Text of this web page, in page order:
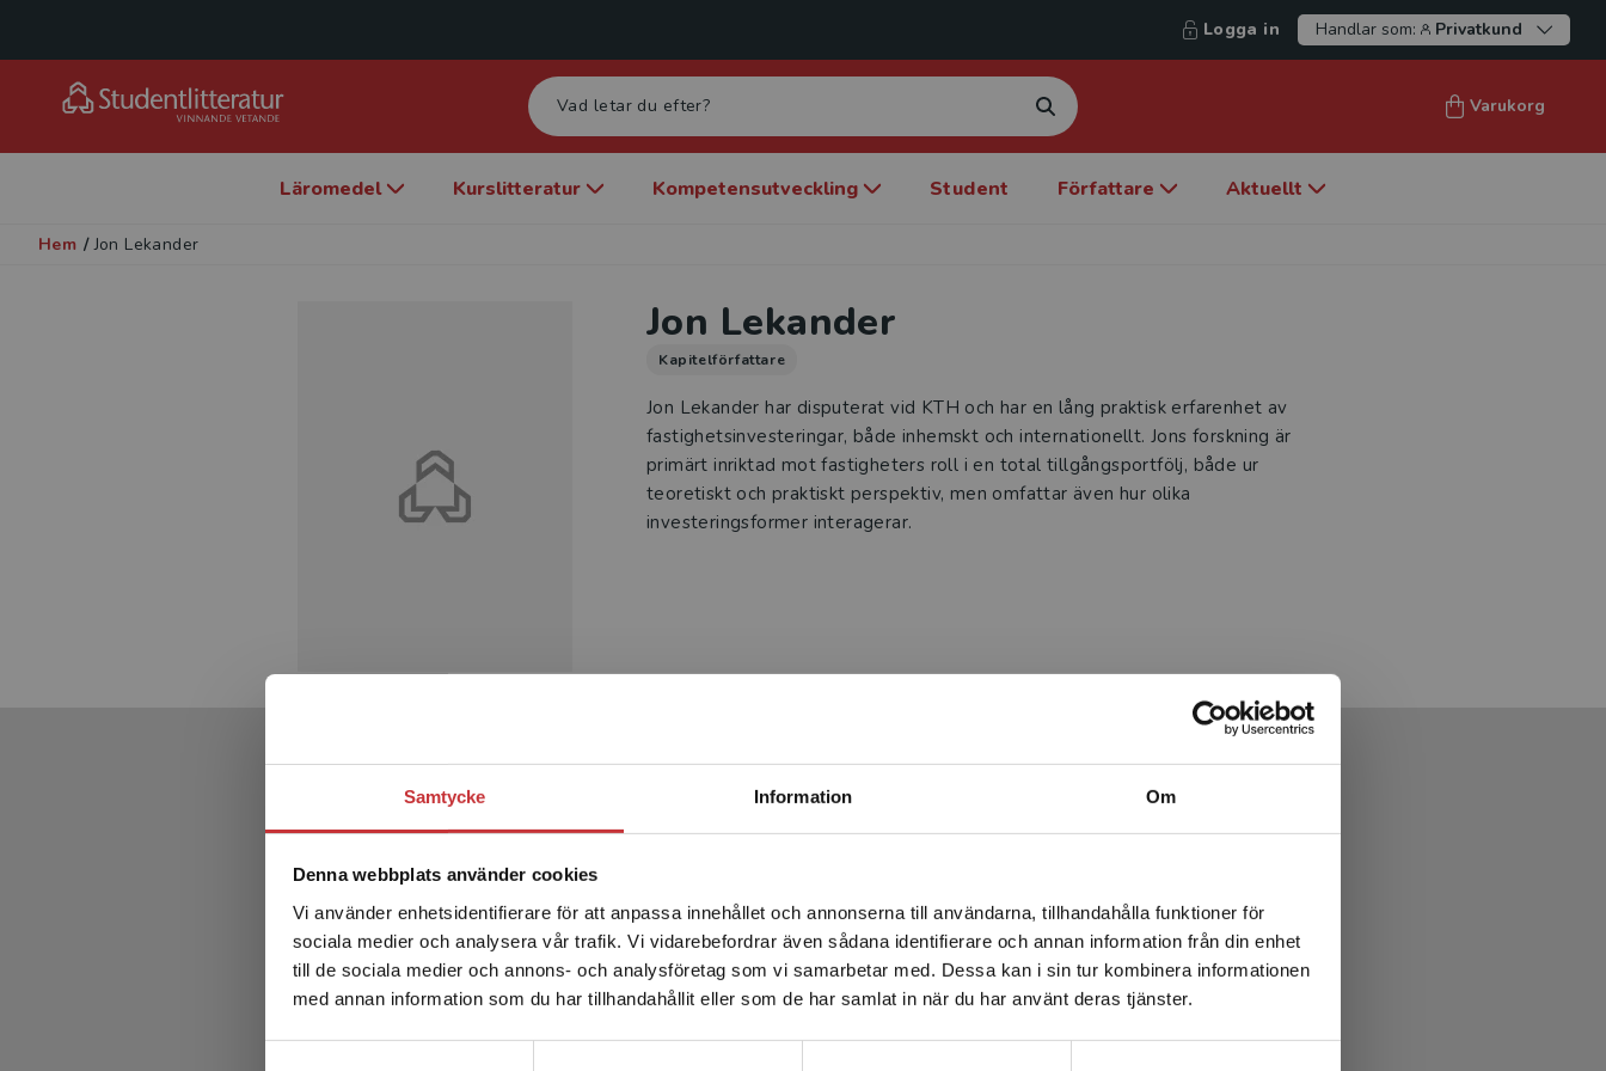
Samtycke Information Om
Denna webbplats använder cookies
Vi använder enhetsidentifierare för att anpassa innehållet och annonserna till användarna, tillhandahålla funktioner för
sociala medier och analysera vår trafik. Vi vidarebefordrar även sådana identifierare och annan information från din enhet
till de sociala medier och annons- och analysföretag som vi samarbetar med. Dessa kan i sin tur kombinera informationen
med annan information som du har tillhandahållit eller som de har samlat in när du har använt deras tjänster.
Begränsad fraktregion
Det verkar som att du besöker studentlitteratur.se via en
enhet utanför Sverige. Vi erbjuder inte leveranser utanför
Sverige. För att kunna slutföra ett köp måste
leveransadressen vara i Sverige.Läs mer
Logga in Handlar som: Privatkund
Varukorg
Läromedel Kurslitteratur Kompetensutveckling Student Författare Aktuellt
Hem / Jon Lekander
Jon Lekander
Kapitelförfattare
Jon Lekander har disputerat vid KTH och har en lång praktisk erfarenhet av
fastighetsinvesteringar, både inhemskt och internationellt. Jons forskning är
primärt inriktad mot fastigheters roll i en total tillgångsportfölj, både ur
teoretiskt och praktiskt perspektiv, men omfattar även hur olika
investeringsformer interagerar.
Produkter